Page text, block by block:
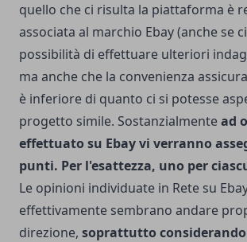
quello che ci risulta la piattaforma è
associata al marchio Ebay (anche se
possibilità di effettuare ulteriori
ma anche che la convenienza
è inferiore di quanto ci si potesse
progetto simile. Sostanzialmentead
effettuato su Ebay vi verranno
punti. Per l'esattezza, uno per
Le opinioni individuate in Rete su
effettivamente sembrano andare
direzione, soprattutto